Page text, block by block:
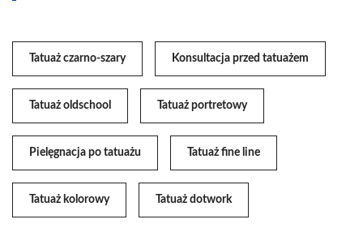
Tatuaż czarno-szary Konsultacja przed tatuażem
Tatuaż oldschool Tatuaż portretowy
Pielęgnacja po tatuażu Tatuaż fine line
Tatuaż kolorowy Tatuaż dotwork